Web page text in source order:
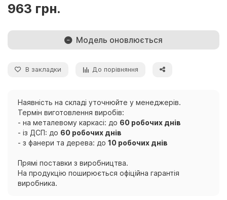
963 грн.
Модель оновлюється
В закладки До порівняння
Наявність на складі уточнюйте у менеджерів.
Термін виготовлення виробів:
- на металевому каркасі: до 60 робочих днів
- із ДСП: до 60 робочих днів
- з фанери та дерева: до 10 робочих днів
Прямі поставки з виробництва.
На продукцію поширюється офіційна гарантія
виробника.